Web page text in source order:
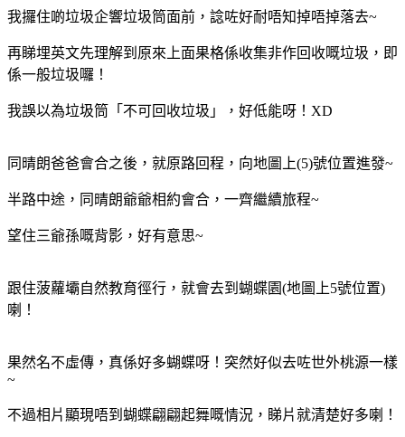
我攞住啲垃圾企響垃圾筒面前，諗咗好耐唔知掉唔掉落去~
再睇埋英文先理解到原來上面果格係收集非作回收嘅垃圾，即
係一般垃圾囉！
我誤以為垃圾筒「不可回收垃圾」，好低能呀！XD
同晴朗爸爸會合之後，就原路回程，向地圖上(5)號位置進發~
半路中途，同晴朗爺爺相約會合，一齊繼續旅程~
望住三爺孫嘅背影，好有意思~
跟住菠蘿壩自然教育徑行，就會去到蝴蝶園(地圖上5號位置)
喇！
果然名不虛傳，真係好多蝴蝶呀！突然好似去咗世外桃源一樣
~
不過相片顯現唔到蝴蝶翩翩起舞嘅情況，睇片就清楚好多喇！